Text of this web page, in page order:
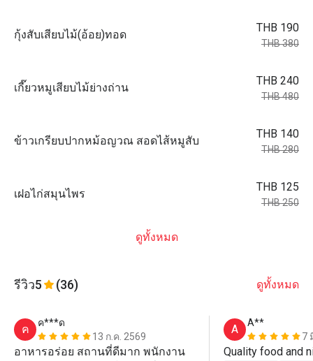
กุ้งสับเสียบไม้(อ้อย)ทอด
THB 190
THB 380
เกี๊ยวหมูเสียบไม้ย่างถ่าน
THB 240
THB 480
ข้าวเกรียบปากหม้อญวณ สอดไส้หมูสับ
THB 140
THB 280
เฝอไก่สมุนไพร
THB 125
THB 250
ดูทั้งหมด
รีวิว5 (36) ดูทั้งหมด
ค
ค***ด
13 ก.ค. 2569
อาหารอร่อย สถานที่ดีมาก พนักงาน
A
A**
7